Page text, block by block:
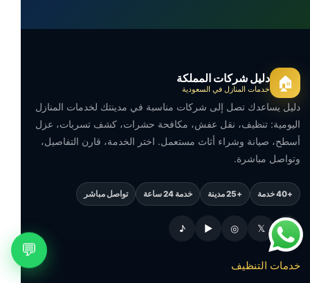
💬
🏠 دليل شركات المملكة
خدمات المنازل في السعودية
دليل يساعدك تصل إلى شركات مناسبة في مدينتك لخدمات المنازل
اليومية: تنظيف، نقل عفش، مكافحة حشرات، كشف تسربات، عزل
أسطح، صيانة وشراء أثاث مستعمل. اختر الخدمة، قارن التفاصيل،
وتواصل مباشرة.
+40 خدمة +25 مدينة خدمة 24 ساعة تواصل مباشر
𝕏
◎
▶
♪
خدمات التنظيف